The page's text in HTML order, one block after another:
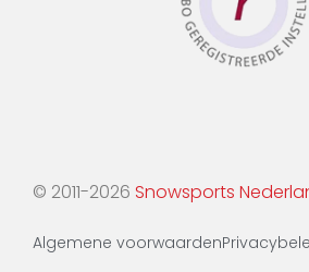
© 2011-2026 Snowsports
Algemene voorwaarden